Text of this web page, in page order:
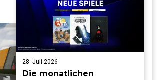
28. Juli 2026
Die monatlichen